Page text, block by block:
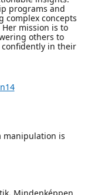
programs and
complex concepts
mission is to
others to
in their
manipulation is
Mindenképpen